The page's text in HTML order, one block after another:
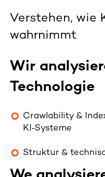
Verstehen, wie
wahrnimmt
Wir
Technologie
Crawlability &
KI‑Systeme
Struktur &